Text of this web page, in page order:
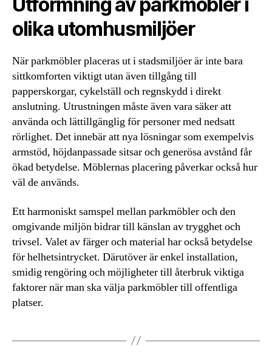
Utformning av parkmöbler i
olika utomhusmiljöer
När parkmöbler placeras ut i stadsmiljöer är inte bara
sittkomforten viktigt utan även tillgång till
papperskorgar, cykelställ och regnskydd i direkt
anslutning. Utrustningen måste även vara säker att
använda och lättillgänglig för personer med nedsatt
rörlighet. Det innebär att nya lösningar som exempelvis
armstöd, höjdanpassade sitsar och generösa avstånd får
ökad betydelse. Möblernas placering påverkar också hur
väl de används.
Ett harmoniskt samspel mellan parkmöbler och den
omgivande miljön bidrar till känslan av trygghet och
trivsel. Valet av färger och material har också betydelse
för helhetsintrycket. Därutöver är enkel installation,
smidig rengöring och möjligheter till återbruk viktiga
faktorer när man ska välja parkmöbler till offentliga
platser.